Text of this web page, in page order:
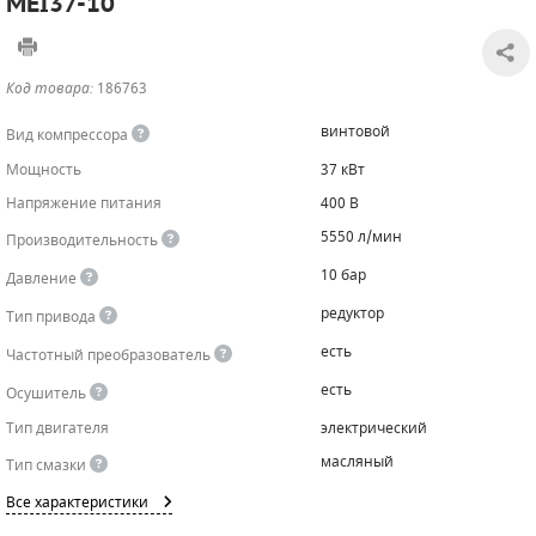
Код товара: 186763
Вид компрессора
винтовой
Мощность
37 кВт
Напряжение питания
400 В
Производительность
5550 л/мин
Давление
10 бар
Тип привода
редуктор
Частотный преобразователь
есть
Осушитель
есть
Тип двигателя
электрический
Тип смазки
масляный
Все характеристики
САДОВАЯ ТЕХНИКА
ЧИЛЛЕРЫ
КАНАЛИЗАЦИОННЫЕ НАСОСЫ
БЕНЗИНОВЫЕ МОТОПОМПЫ
ТАЛИ И ТЕЛЬФЕРЫ
ОСВЕТИТЕЛЬНЫЕ МАЧТЫ
КОНТРОЛЛЕРЫ (БЛОКИ УПРАВЛЕНИЯ)
ПРЕДОХРАНИТЕЛЬНЫЕ КЛАПАНЫ
ОБРАТНЫЕ КЛАПАНЫ
РЕЛЕ ДАВЛЕНИЯ ДЛЯ ДЛЯ КОМПРЕССОРОВ
ДАТЧИКИ
РУКАВА ВЫСОКОГО ДАВЛЕНИЯ (РВД)
ЗАПЧАСТИ ДЛЯ ВИНТОВЫХ КОМПРЕССОРОВ